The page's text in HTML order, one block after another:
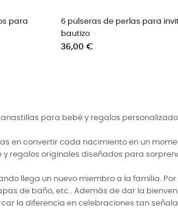
6 Detalles para invitados de bautizo
28,00 €
para bebé y regalos
en convertir cada nacimiento en un
regalos originales diseñados para
llega un nuevo miembro a la familia.
de baño, etc.. Además de dar la
la diferencia en celebraciones tan